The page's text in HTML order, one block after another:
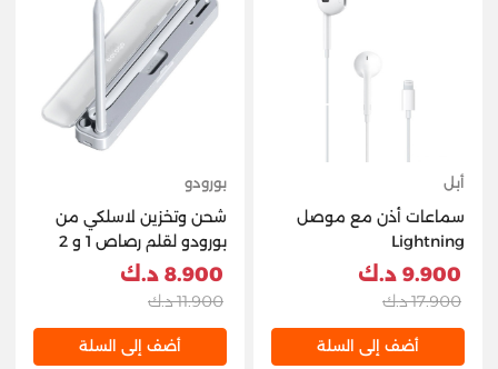
أبل
سماعات أذن مع موصل
Lightning
9.900 د.ك
17.900 د.ك
أضف إلى السلة
بورودو
شحن وتخزين لاسلكي من
بورودو لقلم رصاص 1 و 2
أبيض PD-CAPEN-WH
8.900 د.ك
11.900 د.ك
أضف إلى السلة